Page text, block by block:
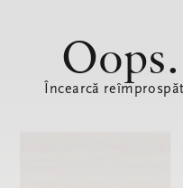
Încearcă